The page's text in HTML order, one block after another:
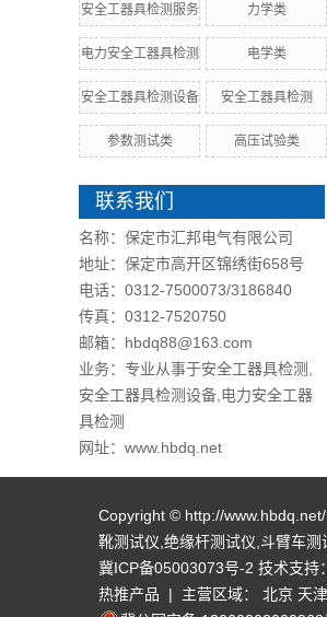
安全工器具检测服务 力学类
电力安全工器具检测 电学类
安全工器具检测设备 安全工器具检测
参数测试类 高压试验类
联系我们
名称：保定市汇邦电气有限公司
地址：保定市高开区锦绣街658号
电话：0312-7500073/3186840
传真：0312-7520750
邮箱：hbdq88@163.com
业务：专业从事于安全工器具检测,
安全工器具检测设备,电力安全工器
具检测
网址：www.hbdq.net
Copyright © http://
靴测试仪 绝缘杆测试仪 斗臂车测
冀ICP备05003073号-2 技术支持：
热推产品 | 主营区域： 北京 天津